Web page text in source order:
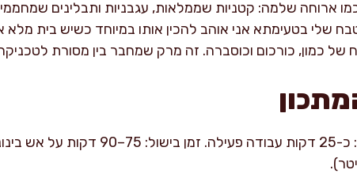
ארוחה שלמה: קטניות שממלאות, עגבניות ותבלינים
שלי בטעימתא אני אוהב להכין אותו במיוחד כשיש בית
של כמון, כורכום וכוסברה. זה מרק שמחבר בין מסורת